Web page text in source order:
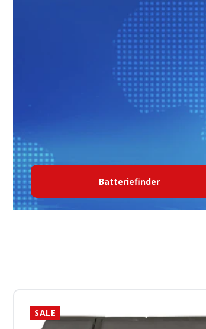
Batteriefinder
SALE